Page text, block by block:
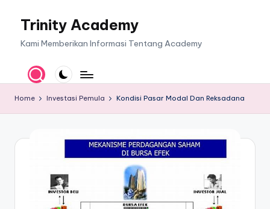
Trinity Academy
Kami Memberikan Informasi Tentang Academy
Home Investasi Pemula Kondisi Pasar Modal Dan Reksadana